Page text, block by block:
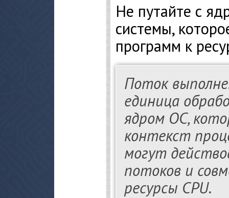
Не путайте с
системы,
программ к
Поток
единица
ядром ОС,
контекст
могут
потоков и
ресурсы CPU.